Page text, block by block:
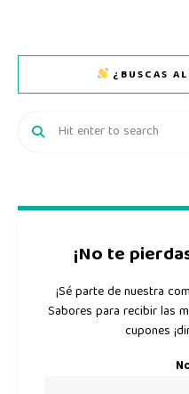
¿BUSCAS
¡No te
¡Sé parte de nuestra
Sabores para recibir las
cupones